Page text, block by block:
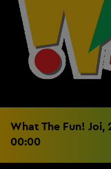
What The Fun! Joi,
00:00